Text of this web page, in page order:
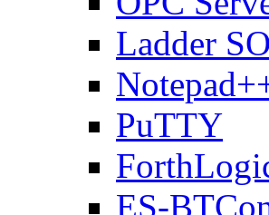
Ladder
PuTTY
ES-